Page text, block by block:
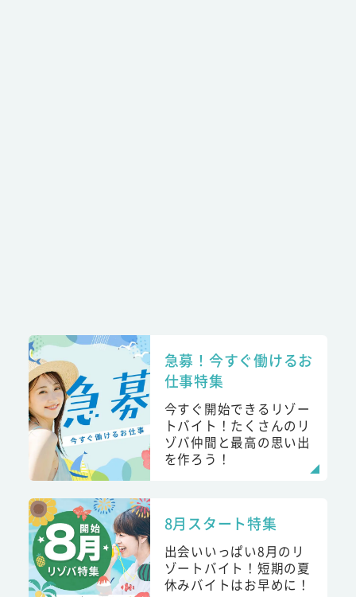
急募！今すぐ働けるお
仕事特集
今すぐ開始できるリゾー
トバイト！たくさんのリ
ゾバ仲間と最高の思い出
を作ろう！
8月スタート特集
出会いいっぱい8月のリ
ゾートバイト！短期の夏
休みバイトはお早めに！